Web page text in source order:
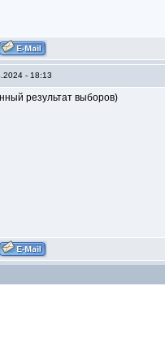
- 18:13
результат выборов)